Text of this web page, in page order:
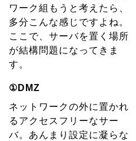
ワーク組もうと考えたら、
多分こんな感じですよね。
ここで、サーバを置く場所
が結構問題になってきま
す。
①DMZ
ネットワークの外に置かれ
るアクセスフリーなサー
バ。あんまり設定に凝らな